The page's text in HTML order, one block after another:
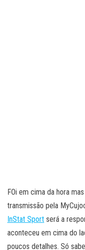
FOi em cima da hora
transmissão pela
InStat Sport será a
aconteceu em cima do
poucos detalhes. Só